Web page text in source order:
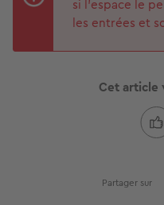
si l’espace le
les entrées et
Cet article
Partager sur